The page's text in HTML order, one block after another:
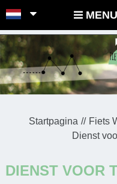
POINTS-NOEUDS MENU
Startpagina Fiets
Dienst
DIENST VOOR